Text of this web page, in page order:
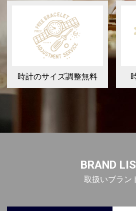
時計のサイズ調整無料
BRAND
取扱いブラン